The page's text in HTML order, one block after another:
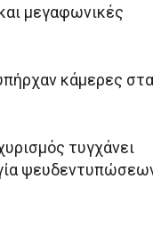
μεγαφωνικές
κάμερες στα
τυγχάνει